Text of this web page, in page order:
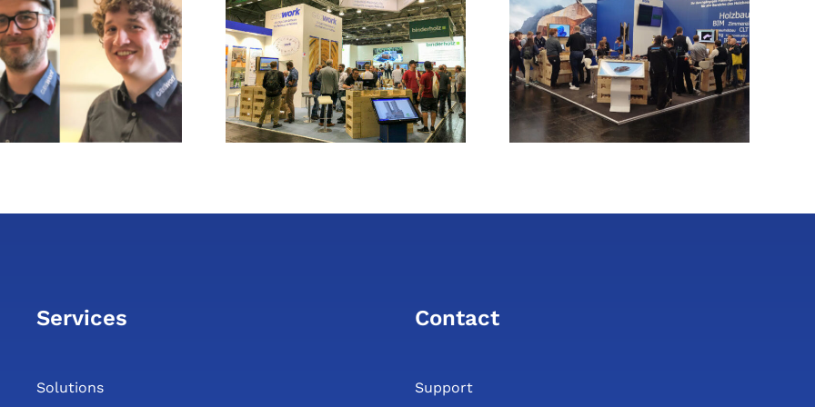
DACH+HOLZ
International 2022
in Cologne – what
happened
Rückblick auf
eine erfolgreiche
Dach+Holz
International
News cadwork
Version 2026 –
Alle Infos jetzt
verfügbar!
Services
Solutions
Contact
Support